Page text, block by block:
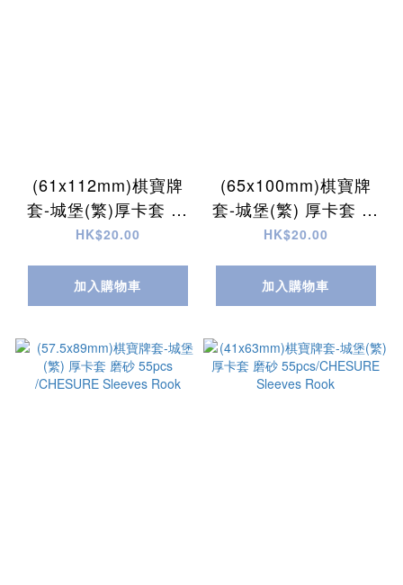
(61x112mm)棋寶牌
套-城堡(繁)厚卡套 磨
砂 55pcs/Chesure
HK$20.00
加入購物車
(65x100mm)棋寶牌
套-城堡(繁) 厚卡套 磨
砂 55pcs/Chesure
HK$20.00
加入購物車